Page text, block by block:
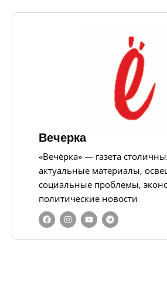
Вечерка
«Вечёрка» — газета
актуальные материалы,
социальные проблемы,
политические новости